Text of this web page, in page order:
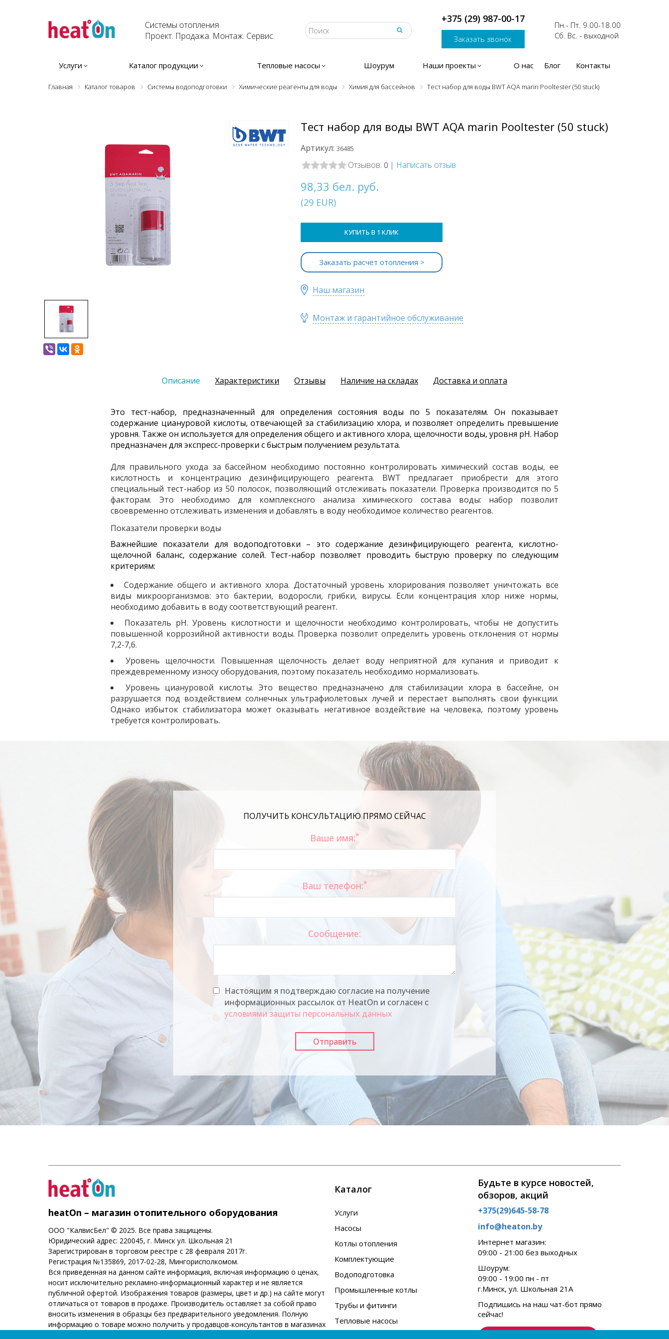
Системы отопления
Проект. Продажа. Монтаж. Сервис.
+375 (29) 340-16-13
Заказать звонок
Пн.- Пт. 9.00-18.00
Сб. Вс. - выходной
Услуги Каталог продукции Тепловые насосы Шоурум Наши проекты О нас Блог Контакты
Главная Каталог товаров Системы водоподготовки Химические реагенты для воды Химия для бассейнов Тест набор для воды BWT AQA marin Pooltester (50 stuck)
Тест набор для воды BWT AQA marin Pooltester (50 stuck)
Артикул: 36485
Отзывов: 0 | Написать отзыв
98,33 бел. руб.
(29 EUR)
КУПИТЬ В 1 КЛИК
Заказать расчет отопления >
Наш магазин
Монтаж и гарантийное обслуживание
Описание Характеристики Отзывы Наличие на складах Доставка и оплата
Это тест-набор, предназначенный для определения состояния воды по 5 показателям. Он показывает
содержание циануровой кислоты, отвечающей за стабилизацию хлора, и позволяет определить превышение
уровня. Также он используется для определения общего и активного хлора, щелочности воды, уровня pH. Набор
предназначен для экспресс-проверки с быстрым получением результата.
Для правильного ухода за бассейном необходимо постоянно контролировать химический состав воды, ее
кислотность и концентрацию дезинфицирующего реагента. BWT предлагает приобрести для этого
специальный тест-набор из 50 полосок, позволяющий отслеживать показатели. Проверка производится по 5
факторам. Это необходимо для комплексного анализа химического состава воды: набор позволит
своевременно отслеживать изменения и добавлять в воду необходимое количество реагентов.
Показатели проверки воды
Важнейшие показатели для водоподготовки – это содержание дезинфицирующего реагента, кислотно-
щелочной баланс, содержание солей. Тест-набор позволяет проводить быструю проверку по следующим
критериям:
Содержание общего и активного хлора. Достаточный уровень хлорирования позволяет уничтожать все
виды микроорганизмов: это бактерии, водоросли, грибки, вирусы. Если концентрация хлор ниже нормы,
необходимо добавить в воду соответствующий реагент.
Показатель pН. Уровень кислотности и щелочности необходимо контролировать, чтобы не допустить
повышенной коррозийной активности воды. Проверка позволит определить уровень отклонения от нормы
7,2-7,6.
Уровень щелочности. Повышенная щелочность делает воду неприятной для купания и приводит к
преждевременному износу оборудования, поэтому показатель необходимо нормализовать.
Уровень циануровой кислоты. Это вещество предназначено для стабилизации хлора в бассейне, он
разрушается под воздействием солнечных ультрафиолетовых лучей и перестает выполнять свои функции.
Однако избыток стабилизатора может оказывать негативное воздействие на человека, поэтому уровень
требуется контролировать.
ПОЛУЧИТЬ КОНСУЛЬТАЦИЮ ПРЯМО СЕЙЧАС
Ваше имя:*
Ваш телефон:*
Сообщение:
Настоящим я подтверждаю согласие на получение
информационных рассылок от HeatOn и согласен с
условиями защиты персональных данных
heatOn – магазин отопительного оборудования
ООО "КалвисБел" © 2025. Все права защищены.
Юридический адрес: 220045, г. Минск ул. Школьная 21
Зарегистрирован в торговом реестре с 28 февраля 2017г.
Регистрация №135869, 2017-02-28, Мингорисполкомом.
Вся приведенная на данном сайте информация, включая информацию о ценах,
носит исключительно рекламно-информационный характер и не является
публичной офертой. Изображения товаров (размеры, цвет и др.) на сайте могут
отличаться от товаров в продаже. Производитель оставляет за собой право
вносить изменения в образцы без предварительного уведомления. Полную
информацию о товаре можно получить у продавцов-консультантов в магазинах
Каталог
Услуги
Насосы
Котлы отопления
Комплектующие
Водоподготовка
Промышленные котлы
Трубы и фитинги
Тепловые насосы
Будьте в курсе новостей,
обзоров, акций
+375(29)645-58-78
info@heaton.by
Интернет магазин:
09:00 - 21:00 без выходных
Шоурум:
09:00 - 19:00 пн - пт
г.Минск, ул. Школьная 21А
Подпишись на наш чат-бот прямо
сейчас!